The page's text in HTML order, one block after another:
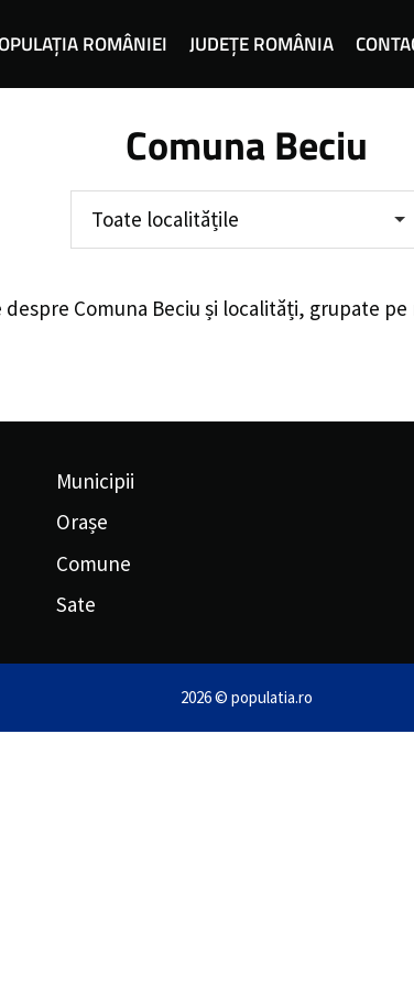
ROMÂNIEI JUDEȚE ROMÂNIA
Comuna Beciu
Toate localitățile
despre Comuna Beciu și localități, grupate pe
Municipii
Orașe
Comune
Sate
2026 © populatia.ro